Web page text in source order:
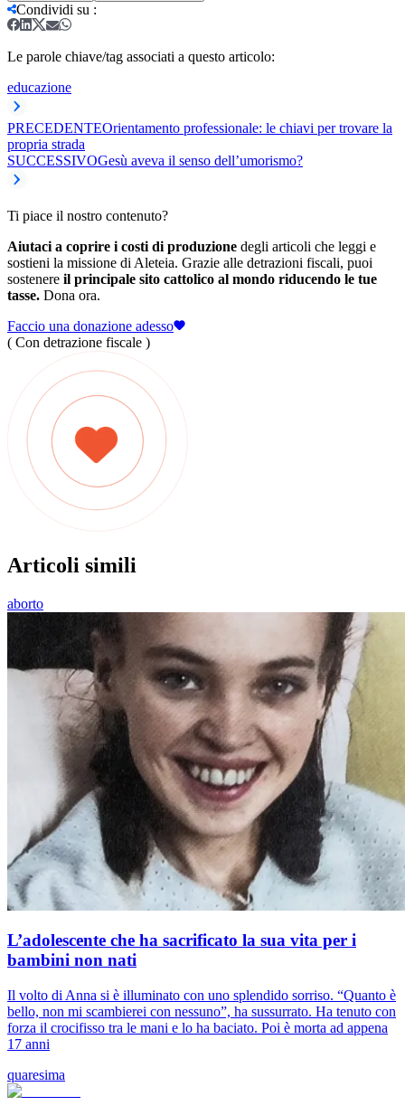
Condividi su :
Le parole chiave/tag associati a questo articolo:
educazione
PRECEDENTEOrientamento professionale: le chiavi per trovare la
propria strada
SUCCESSIVOGesù aveva il senso dell’umorismo?
Ti piace il nostro contenuto?
Aiutaci a coprire i costi di produzione degli articoli che leggi e
sostieni la missione di Aleteia. Grazie alle detrazioni fiscali, puoi
sostenere il principale sito cattolico al mondo riducendo le tue
tasse. Dona ora.
Faccio una donazione adesso
( Con detrazione fiscale )
Articoli simili
aborto
L’adolescente che ha sacrificato la sua vita per i
bambini non nati
Il volto di Anna si è illuminato con uno splendido sorriso. “Quanto è
bello, non mi scambierei con nessuno”, ha sussurrato. Ha tenuto con
forza il crocifisso tra le mani e lo ha baciato. Poi è morta ad appena
17 anni
quaresima